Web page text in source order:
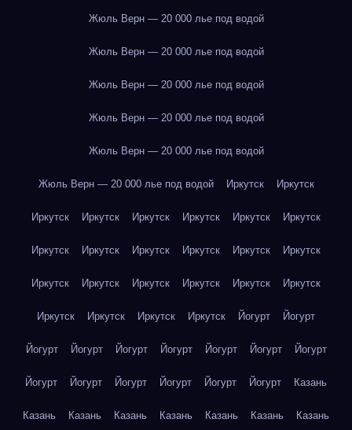
Жюль Верн — 20 000 лье под водой
Жюль Верн — 20 000 лье под водой
Жюль Верн — 20 000 лье под водой
Жюль Верн — 20 000 лье под водой
Жюль Верн — 20 000 лье под водой
Жюль Верн — 20 000 лье под водой Иркутск Иркутск
Иркутск Иркутск Иркутск Иркутск Иркутск Иркутск
Иркутск Иркутск Иркутск Иркутск Иркутск Иркутск
Иркутск Иркутск Иркутск Иркутск Иркутск Иркутск
Иркутск Иркутск Иркутск Иркутск Йогурт Йогурт
Йогурт Йогурт Йогурт Йогурт Йогурт Йогурт Йогурт
Йогурт Йогурт Йогурт Йогурт Йогурт Йогурт Казань
Казань Казань Казань Казань Казань Казань Казань